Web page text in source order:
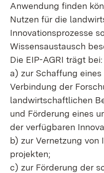
Anwendung finden
Nutzen für die
Innovationsprozesse
Wissensaustausch
Die EIP-AGRI trägt bei:
a) zur Schaffung
Verbindung der
landwirtschaftlichen
und Förderung eines
der verfügbaren
b) zur Vernetzung von
projekten;
c) zur Förderung der